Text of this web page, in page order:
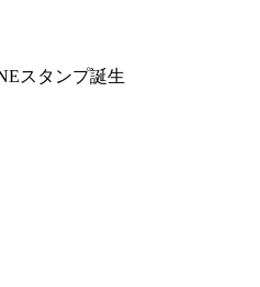
スタンプ誕生